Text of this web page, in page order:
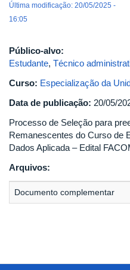
Última modificação: 20/05/2025 -
16:05
Público-alvo:
Estudante, Técnico
Curso: Especialização da
Data de publicação: 20/05/
Processo de Seleção para
Remanescentes do Curso de
Dados Aplicada – Edital
Arquivos:
Documento complementar